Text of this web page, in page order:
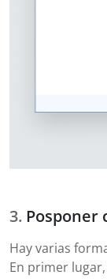
Posponer
Hay varias
En primer